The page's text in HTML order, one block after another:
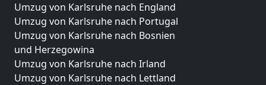
Umzug von Karlsruhe nach England
Umzug von Karlsruhe nach Portugal
Umzug von Karlsruhe nach Bosnien
und Herzegowina
Umzug von Karlsruhe nach Irland
Umzug von Karlsruhe nach Lettland